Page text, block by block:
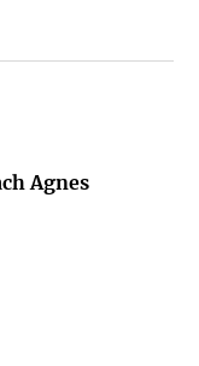
Agnes